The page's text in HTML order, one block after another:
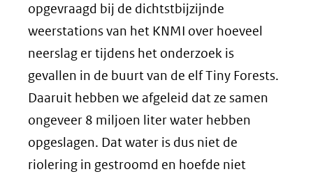
opgevraagd bij de dichtstbijzijnde
weerstations van het KNMI over hoeveel
neerslag er tijdens het onderzoek is
gevallen in de buurt van de elf Tiny Forests.
Daaruit hebben we afgeleid dat ze samen
ongeveer 8 miljoen liter water hebben
opgeslagen. Dat water is dus niet de
riolering in gestroomd en hoefde niet